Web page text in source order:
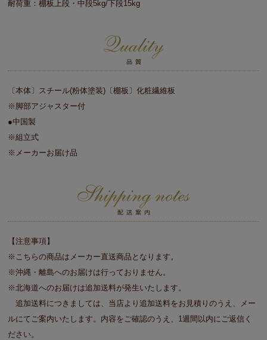
耐荷重：棚板上段・中段5kg/下段15kg
〔本体〕スチール(粉体塗装)〔棚板〕化粧繊維板
※脚部アジャスター付
●中国製
※組立式
※メーカーお届け品
【注意事項】
※こちらの商品はメーカー直送商品となります。
※沖縄・離島へのお届けは行っておりません。
※北海道へのお届けは追加送料が発生いたします。
追加送料につきましては、当店より追加送料をお見積りのうえ、メー
ルにてご案内いたします。内容をご確認のうえ、1週間以内にご返信く
ださい。